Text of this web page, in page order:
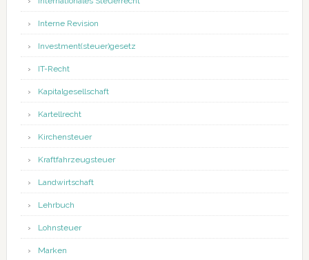
Interne Revision
Investment(steuer)gesetz
IT-Recht
Kapitalgesellschaft
Kartellrecht
Kirchensteuer
Kraftfahrzeugsteuer
Landwirtschaft
Lehrbuch
Lohnsteuer
Marken